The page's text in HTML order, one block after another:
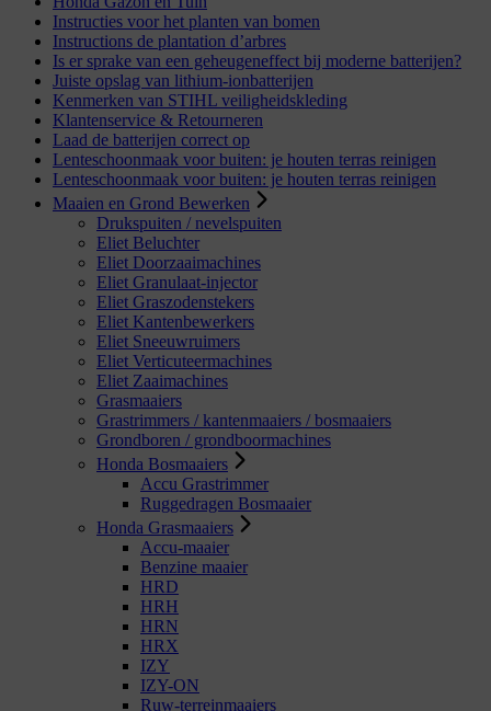
Instructies voor het planten van bomen
Instructions de plantation d’arbres
Is er sprake van een geheugeneffect bij moderne batterijen?
Juiste opslag van lithium-ionbatterijen
Kenmerken van STIHL veiligheidskleding
Klantenservice & Retourneren
Laad de batterijen correct op
Lenteschoonmaak voor buiten: je houten terras reinigen
Lenteschoonmaak voor buiten: je houten terras reinigen
Maaien en Grond Bewerken
Drukspuiten / nevelspuiten
Eliet Beluchter
Eliet Doorzaaimachines
Eliet Granulaat-injector
Eliet Graszodenstekers
Eliet Kantenbewerkers
Eliet Sneeuwruimers
Eliet Verticuteermachines
Eliet Zaaimachines
Grasmaaiers
Grastrimmers / kantenmaaiers / bosmaaiers
Grondboren / grondboormachines
Honda Bosmaaiers
Accu Grastrimmer
Ruggedragen Bosmaaier
Honda Grasmaaiers
Accu-maaier
Benzine maaier
HRD
HRH
HRN
HRX
IZY
IZY-ON
Ruw-terreinmaaiers